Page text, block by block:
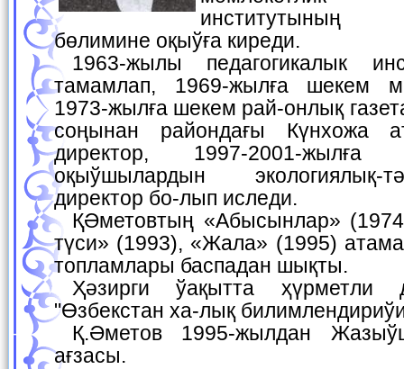
институтының
бөлимине оқыўға киреди.
1963-жылы педагогикалык институтты табыслы
тамамлап, 1969-жылға шекем
1973-жылға шекем рай-онлық
соңынан райондағы Күнхожа
директор, 1997-2001-
оқыўшылардын экологиялық-
директор бо-лып иследи.
ҚӘметовтың «Абысынлар» (1974), «Хәмелпараздың
түси» (1993), «Жала» (1995)
топламлары баспадан шықты.
Ҳәзирги ўақытта ҳүрметли дем алыста. Ол
"Өзбекстан ха-лық
Қ.Әметов 1995-жылдан Жазыўшылар аўқамының
ағзасы.